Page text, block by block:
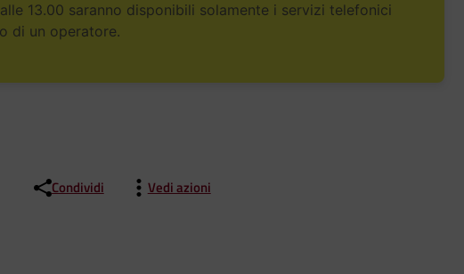
13.00 saranno disponibili solamente i servizi telefonici
di un operatore.
Condividi Vedi azioni